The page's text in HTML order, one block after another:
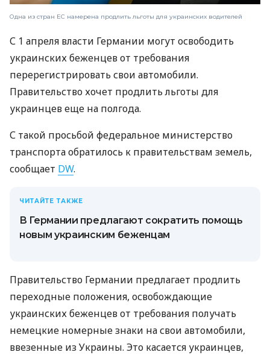
Одна из стран ЕС намерена продлить льготы для украинских водителей
С 1 апреля власти Германии могут освободить
украинских беженцев от требования
перерегистрировать свои автомобили.
Правительство хочет продлить льготы для
украинцев еще на полгода.
С такой просьбой федеральное министерство
транспорта обратилось к правительствам земель,
сообщает DW.
ЧИТАЙТЕ ТАКЖЕ
В Германии предлагают сократить помощь
новым украинским беженцам
Правительство Германии предлагает продлить
переходные положения, освобождающие
украинских беженцев от требования получать
немецкие номерные знаки на свои автомобили,
ввезенные из Украины. Это касается украинцев,